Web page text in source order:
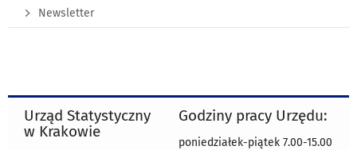
Newsletter
Urząd Statystyczny
w Krakowie
Godziny pracy Urzędu:
poniedziałek-piątek 7.00-15.00